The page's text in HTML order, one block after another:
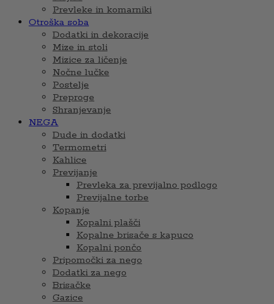
Prevleke in komarniki
Otroška soba
Dodatki in dekoracije
Mize in stoli
Mizice za ličenje
Nočne lučke
Postelje
Preproge
Shranjevanje
NEGA
Dude in dodatki
Termometri
Kahlice
Previjanje
Prevleka za previjalno podlogo
Previjalne torbe
Kopanje
Kopalni plašči
Kopalne brisače s kapuco
Kopalni pončo
Pripomočki za nego
Dodatki za nego
Brisačke
Gazice